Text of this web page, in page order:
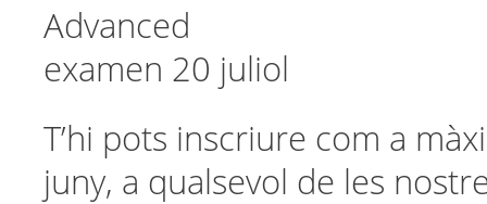
examen 20 juliol
T’hi pots inscriure com a
juny, a qualsevol de les